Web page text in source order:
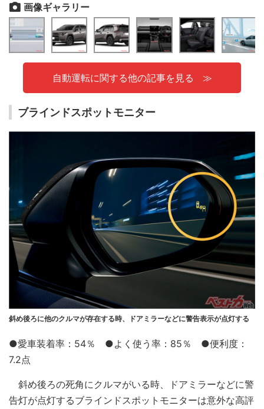
画像ギャラリー
自動運転に関する他の記事を見る
ブラインドスポットモニター
斜め後ろに他のクルマが存在する時、ドアミラーなどに警告表示が点灯する
●愛車装着率：54％ ●よく使う率：85％ ●便利度：
7.2点
斜め後ろの死角にクルマがいる時、ドアミラーなどに警
告灯が点灯するブラインドスポットモニターは意外な高評